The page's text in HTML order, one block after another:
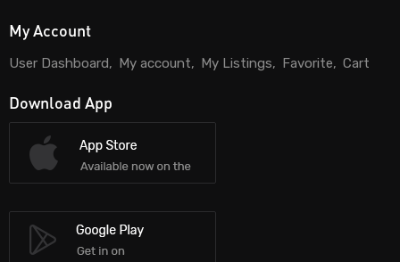
My Account
User Dashboard My account My Listings Favorite Cart
Download App